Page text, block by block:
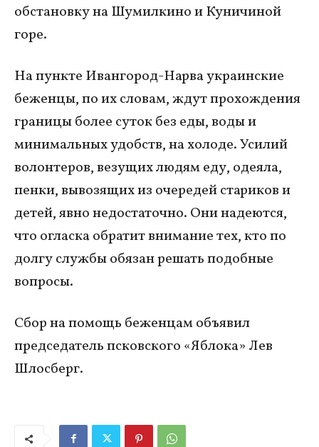
обстановку на Шумилкино и Куничиной
горе.
На пункте Ивангород-Нарва украинские
беженцы, по их словам, ждут прохождения
границы более суток без еды, воды и
минимальных удобств, на холоде. Усилий
волонтеров, везущих людям еду, одеяла,
пенки, вывозящих из очередей стариков и
детей, явно недостаточно. Они надеются,
что огласка обратит внимание тех, кто по
долгу службы обязан решать подобные
вопросы.
Сбор на помощь беженцам объявил
председатель псковского «Яблока» Лев
Шлосберг.